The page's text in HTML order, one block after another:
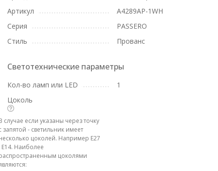
Артикул
A4289AP-1WH
Серия
PASSERO
Стиль
Прованс
Светотехнические параметры
Кол-во ламп или LED
1
Цоколь
случае если указаны через точку
запятой - светильник имеет
цоколей. Например E27
E14. Наиболее
цоколями